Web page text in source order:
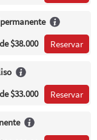
$38.000 Reservar
$33.000 Reservar